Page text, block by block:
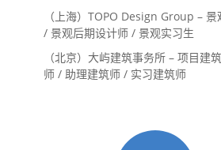
（上海）TOPO Design Group –
/ 景观后期设计师 / 景观实习生
（北京）大屿建筑事务所 – 项目建
师 / 助理建筑师 / 实习建筑师